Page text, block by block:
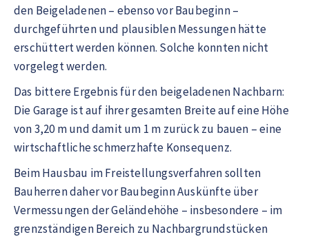
den Beigeladenen – ebenso vor Baubeginn –
durchgeführten und plausiblen Messungen hätte
erschüttert werden können. Solche konnten nicht
vorgelegt werden.
Das bittere Ergebnis für den beigeladenen Nachbarn:
Die Garage ist auf ihrer gesamten Breite auf eine Höhe
von 3,20 m und damit um 1 m zurück zu bauen – eine
wirtschaftliche schmerzhafte Konsequenz.
Beim Hausbau im Freistellungsverfahren sollten
Bauherren daher vor Baubeginn Auskünfte über
Vermessungen der Geländehöhe – insbesondere – im
grenzständigen Bereich zu Nachbargrundstücken